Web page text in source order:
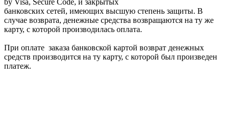
банковских сетей, имеющих высшую степень защиты. В
случае возврата, денежные средства возвращаются на ту же
карту, с которой производилась оплата.
При оплате заказа банковской картой возврат денежных
средств производится на ту карту, с которой был произведен
платеж.